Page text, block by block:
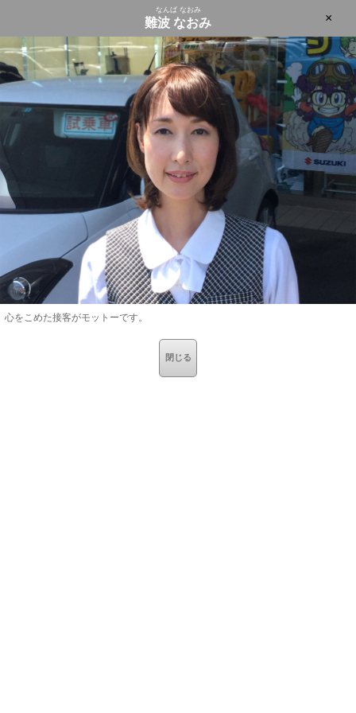
なんば なおみ
難波 なおみ ×
心をこめた接客がモットーです。